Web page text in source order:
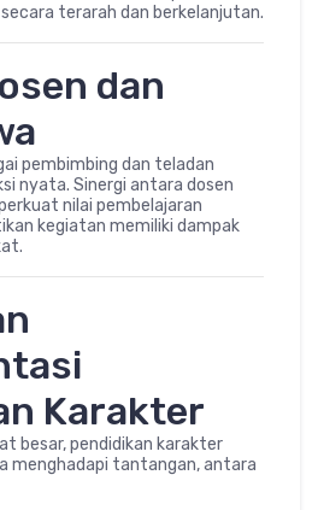
terarah dan berkelanjutan.
dan
pembimbing dan teladan
nyata. Sinergi antara dosen
nilai pembelajaran
kegiatan memiliki dampak
Karakter
besar, pendidikan karakter
menghadapi tantangan, antara